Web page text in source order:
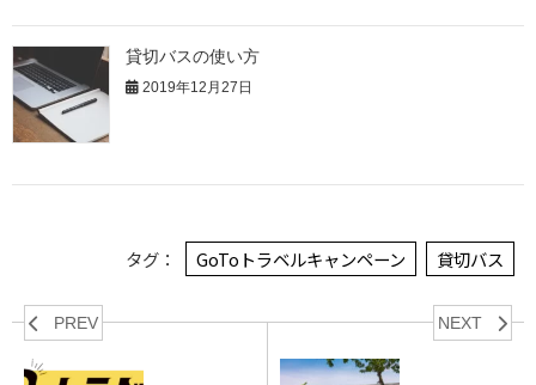
貸切バスの使い方
2019年12月27日
タグ： GoToトラベルキャンペーン 貸切バス
PREV NEXT